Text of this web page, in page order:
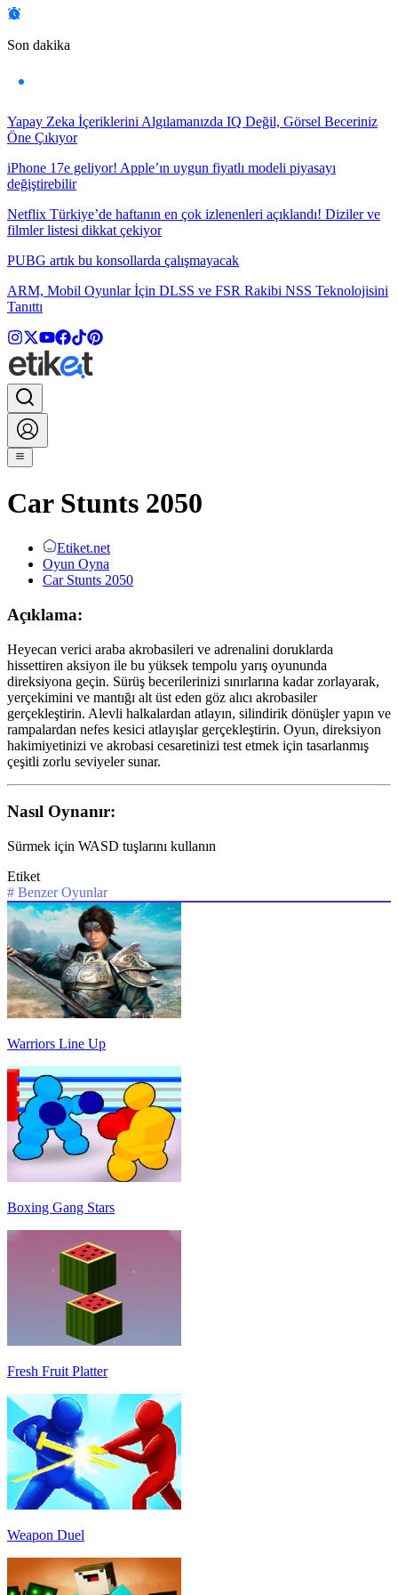
Son dakika
Yapay Zeka İçeriklerini Algılamanızda IQ Değil, Görsel Beceriniz
Öne Çıkıyor
iPhone 17e geliyor! Apple’ın uygun fiyatlı modeli piyasayı
değiştirebilir
Netflix Türkiye’de haftanın en çok izlenenleri açıklandı! Diziler ve
filmler listesi dikkat çekiyor
PUBG artık bu konsollarda çalışmayacak
ARM, Mobil Oyunlar İçin DLSS ve FSR Rakibi NSS Teknolojisini
Tanıttı
Car Stunts 2050
Etiket.net
Oyun Oyna
Car Stunts 2050
Açıklama:
Heyecan verici araba akrobasileri ve adrenalini doruklarda
hissettiren aksiyon ile bu yüksek tempolu yarış oyununda
direksiyona geçin. Sürüş becerilerinizi sınırlarına kadar zorlayarak,
yerçekimini ve mantığı alt üst eden göz alıcı akrobasiler
gerçekleştirin. Alevli halkalardan atlayın, silindirik dönüşler yapın ve
rampalardan nefes kesici atlayışlar gerçekleştirin. Oyun, direksiyon
hakimiyetinizi ve akrobasi cesaretinizi test etmek için tasarlanmış
çeşitli zorlu seviyeler sunar.
Nasıl Oynanır:
Sürmek için WASD tuşlarını kullanın
Etiket
# Benzer Oyunlar
Warriors Line Up
Boxing Gang Stars
Fresh Fruit Platter
Weapon Duel